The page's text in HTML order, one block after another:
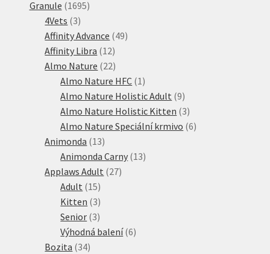
Granule 16951695
4Vets 33
produkty
Affinity Advance 4949
Affinity Libra 1212
produktů
Almo Nature 2222
produktů
Almo Nature HFC 1 1
produkt
Almo Nature Holistic Adult 99
produktů
Almo Nature Holistic Kitten 33
produkty
Almo Nature Speciální krmivo 66
Animonda 1313
produktů
Animonda Carny 1313
Applaws Adult 2727
Adult 1515
produktů
Kitten 33
produkty
Senior 33
produkty
Výhodná balení 66
Bozita 3434